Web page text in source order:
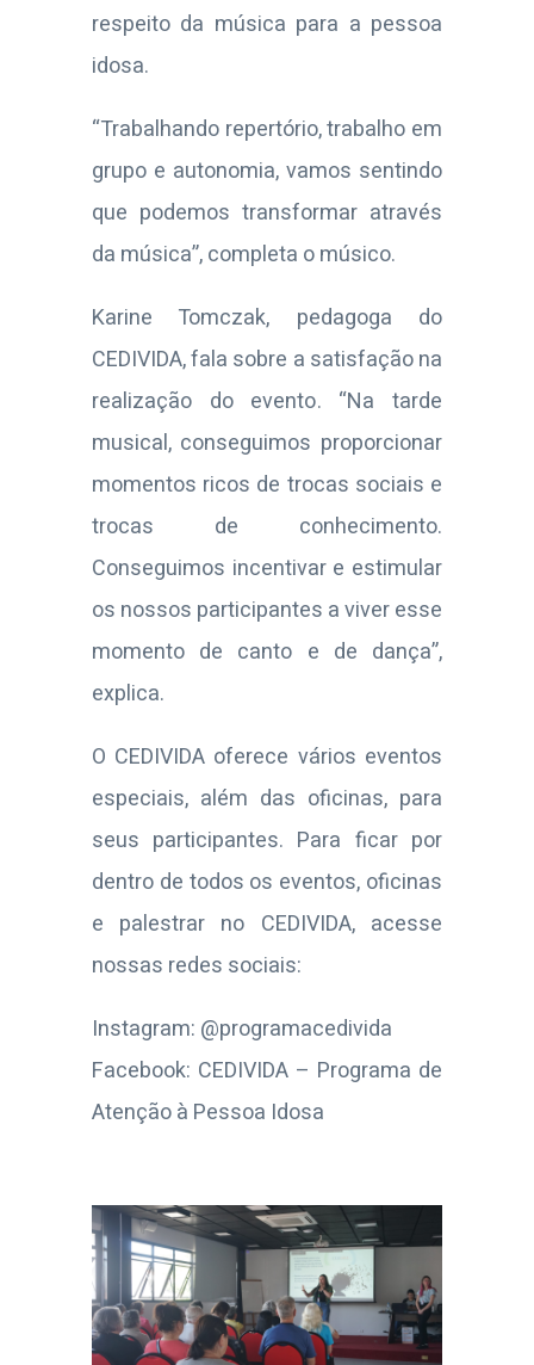
respeito da música para a pessoa
idosa.
“Trabalhando repertório, trabalho em
grupo e autonomia, vamos sentindo
que podemos transformar através
da música”, completa o músico.
Karine Tomczak, pedagoga do
CEDIVIDA, fala sobre a satisfação na
realização do evento. “Na tarde
musical, conseguimos proporcionar
momentos ricos de trocas sociais e
trocas de conhecimento.
Conseguimos incentivar e estimular
os nossos participantes a viver esse
momento de canto e de dança”,
explica.
O CEDIVIDA oferece vários eventos
especiais, além das oficinas, para
seus participantes. Para ficar por
dentro de todos os eventos, oficinas
e palestrar no CEDIVIDA, acesse
nossas redes sociais:
Instagram: @programacedivida
Facebook: CEDIVIDA – Programa de
Atenção à Pessoa Idosa